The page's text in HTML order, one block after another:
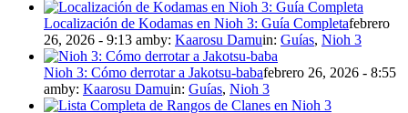
Localización de Kodamas en Nioh 3: Guía Completafebrero
26, 2026 - 9:13 amby: Kaarosu Damuin: Guías, Nioh 3
Nioh 3: Cómo derrotar a Jakotsu-babafebrero 26, 2026 - 8:55
amby: Kaarosu Damuin: Guías, Nioh 3